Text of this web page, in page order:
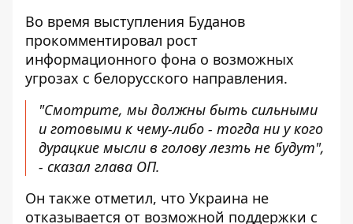
Во время выступления Буданов
прокомментировал рост
информационного фона о возможных
угрозах с белорусского направления.
"Смотрите, мы должны быть сильными
и готовыми к чему-либо - тогда ни у кого
дурацкие мысли в голову лезть не будут",
- сказал глава ОП.
Он также отметил, что Украина не
отказывается от возможной поддержки с